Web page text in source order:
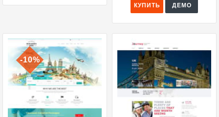
КУПИТЬ ДЕМО
-10%